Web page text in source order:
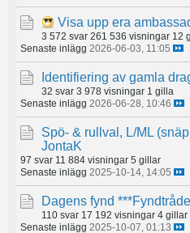
Visa upp era
3 572 svar 261 536 visningar 12
Senaste inlägg 2026-06-03, 11:05
Identifiering av gamla
32 svar 3 978 visningar 1 gilla
Senaste inlägg 2026-06-28, 10:46
Spö- & rullval, L/ML
JontaK
97 svar 11 884 visningar 5 gillar
Senaste inlägg 2025-10-14, 14:05
Dagens fynd
110 svar 17 192 visningar 4 gillar
Senaste inlägg 2025-10-07, 01:13